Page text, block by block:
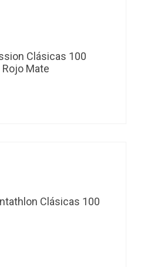
Clásicas 100
Mate
Clásicas 100